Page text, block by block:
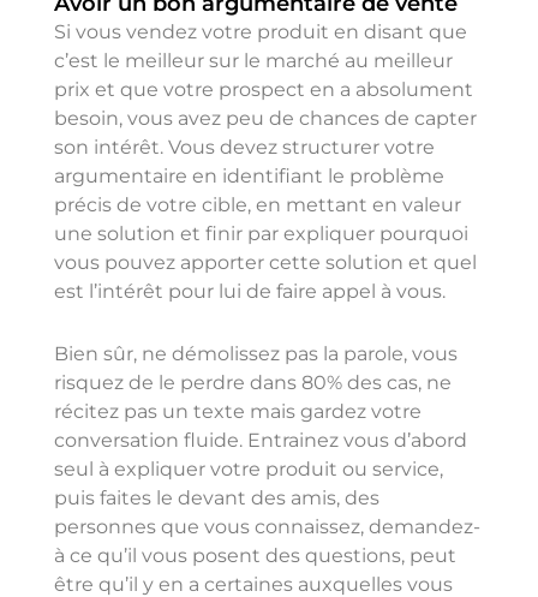
Si vous vendez votre produit en disant que
c’est le meilleur sur le marché au meilleur
prix et que votre prospect en a absolument
besoin, vous avez peu de chances de capter
son intérêt. Vous devez structurer votre
argumentaire en identifiant le problème
précis de votre cible, en mettant en valeur
une solution et finir par expliquer pourquoi
vous pouvez apporter cette solution et quel
est l’intérêt pour lui de faire appel à vous.
Bien sûr, ne démolissez pas la parole, vous
risquez de le perdre dans 80% des cas, ne
récitez pas un texte mais gardez votre
conversation fluide. Entrainez vous d’abord
seul à expliquer votre produit ou service,
puis faites le devant des amis, des
personnes que vous connaissez, demandez-
à ce qu’il vous posent des questions, peut
être qu’il y en a certaines auxquelles vous